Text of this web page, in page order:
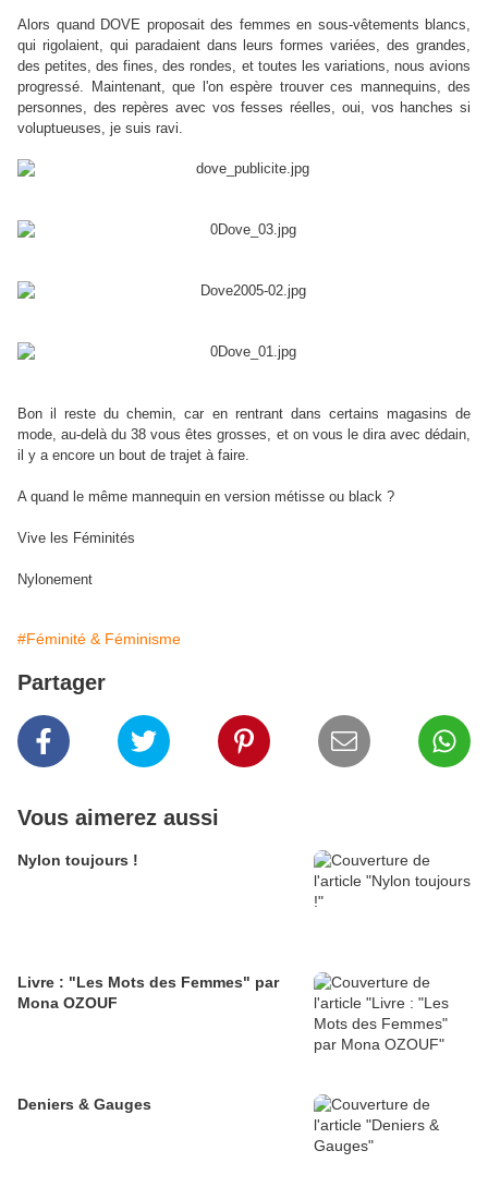
Alors quand DOVE proposait des femmes en sous-vêtements blancs,
qui rigolaient, qui paradaient dans leurs formes variées, des grandes,
des petites, des fines, des rondes, et toutes les variations, nous avions
progressé. Maintenant, que l'on espère trouver ces mannequins, des
personnes, des repères avec vos fesses réelles, oui, vos hanches si
voluptueuses, je suis ravi.
Bon il reste du chemin, car en rentrant dans certains magasins de
mode, au-delà du 38 vous êtes grosses, et on vous le dira avec dédain,
il y a encore un bout de trajet à faire.
A quand le même mannequin en version métisse ou black ?
Vive les Féminités
Nylonement
#Féminité & Féminisme
Partager
Vous aimerez aussi
Nylon toujours !
Livre : "Les Mots des Femmes" par
Mona OZOUF
Deniers & Gauges